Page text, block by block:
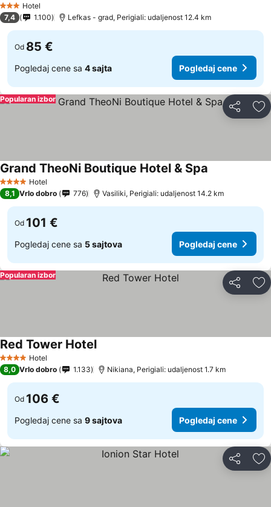
3 Zvezdice
Hotel
7,4 1.100 Lefkas - grad, Perigiali: udaljenost 12.4 km
Od 85 €
Pogledaj cene sa 4 sajta Pogledaj cene
Deli
Popularan izbor
4 ZvezdiceHotel
Grand TheoNi Boutique Hotel & Spa
8,1 Vrlo dobro 776 Vasiliki, Perigiali: udaljenost 14.2 km
Od 101 €
Pogledaj cene sa 5 sajtova Pogledaj cene
Deli
Popularan izbor
4 ZvezdiceHotel
Red Tower Hotel
8,0 Vrlo dobro 1.133 Nikiana, Perigiali: udaljenost 1.7 km
Od 106 €
Pogledaj cene sa 9 sajtova Pogledaj cene
Deli